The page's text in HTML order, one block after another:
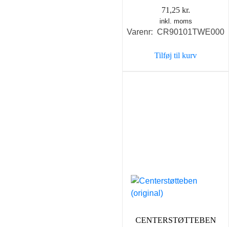
71,25 kr.
inkl. moms
Varenr: CR90101TWE000
Tilføj til kurv
CENTERSTØTTEBEN